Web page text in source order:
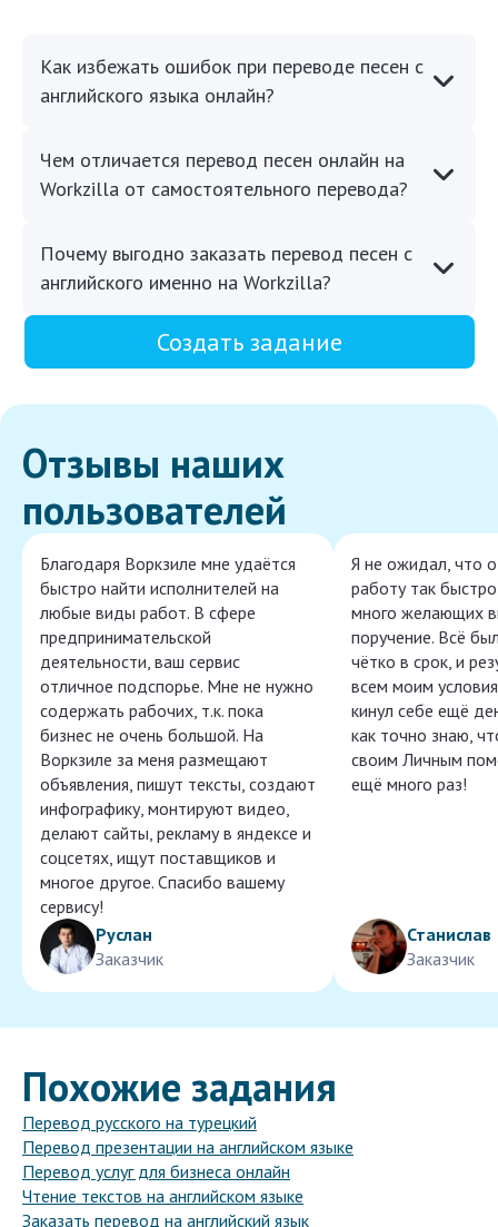
Как избежать ошибок при переводе песен с
английского языка онлайн?
Чем отличается перевод песен онлайн на
Workzilla от самостоятельного перевода?
Почему выгодно заказать перевод песен с
английского именно на Workzilla?
Создать задание
Отзывы наших
пользователей
Благодаря Воркзиле мне удаётся
быстро найти исполнителей на
любые виды работ. В сфере
предпринимательской
деятельности, ваш сервис
отличное подспорье. Мне не нужно
содержать рабочих, т.к. пока
бизнес не очень большой. На
Воркзиле за меня размещают
объявления, пишут тексты, создают
инфографику, монтируют видео,
делают сайты, рекламу в яндексе и
соцсетях, ищут поставщиков и
многое другое. Спасибо вашему
сервису!
Руслан
Заказчик
Я не ожидал, что
работу так
много желающих
поручение. Всё
чётко в срок, и
всем моим
кинул себе ещё
как точно знаю,
своим Личным
ещё много раз!
Станислав
Заказчик
Похожие задания
Перевод русского на турецкий
Перевод презентации на английском языке
Перевод услуг для бизнеса онлайн
Чтение текстов на английском языке
Заказать перевод на английский язык